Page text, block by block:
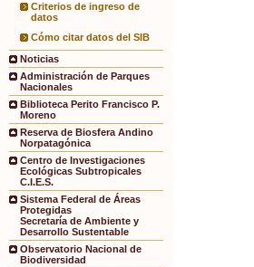
Criterios de ingreso de
datos
Cómo citar datos del SIB
Noticias
Administración de Parques
Nacionales
Biblioteca Perito Francisco P.
Moreno
Reserva de Biosfera Andino
Norpatagónica
Centro de Investigaciones
Ecológicas Subtropicales
C.I.E.S.
Sistema Federal de Áreas
Protegidas
Secretaría de Ambiente y
Desarrollo Sustentable
Observatorio Nacional de
Biodiversidad